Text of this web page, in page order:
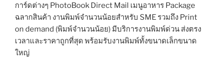
การ์ดต่างๆ PhotoBook Direct Mail เมนูอาหาร Package
ฉลากสินค้า งานพิมพ์จำนวนน้อยสำหรับ SME รวมถึง Print
on demand (พิมพ์จำนวนน้อย) มีบริการงานพิมพ์ด่วน ส่งตรง
เวลาและราคาถูกที่สุด พร้อมรับงานพิมพ์ทั้งขนาดเล็กขนาด
ใหญ่